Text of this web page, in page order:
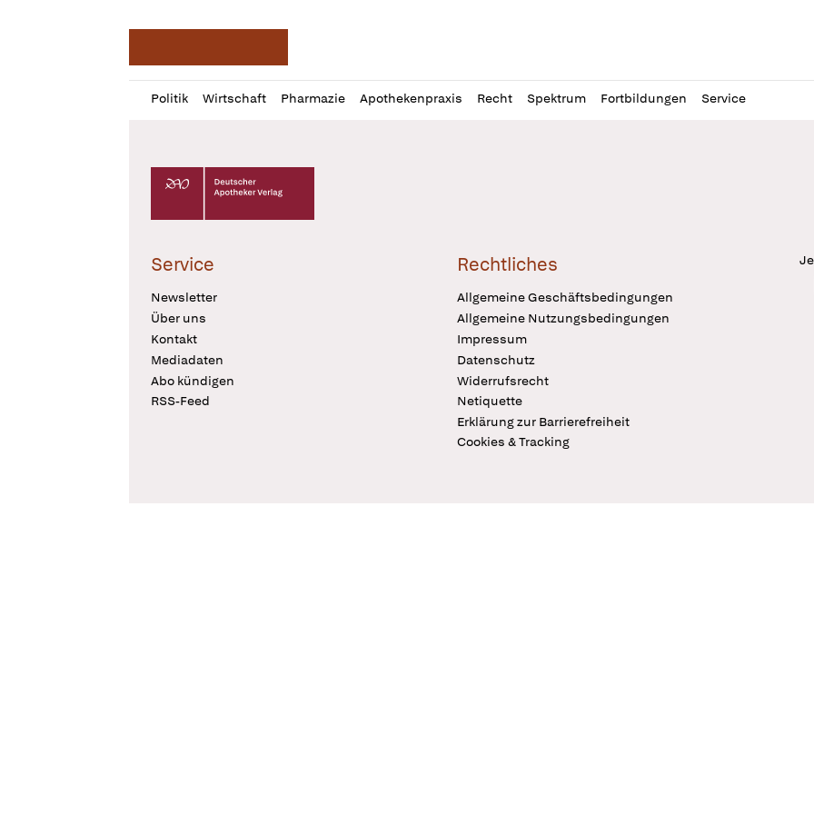
Politik Wirtschaft Pharmazie Apothekenpraxis Recht Spektrum Fortbildungen Service
Profil
öffnen
Daz
Pur
Deutscher Apotheker Verlag Logo
Service
Newsletter
Über uns
Kontakt
Mediadaten
Abo kündigen
RSS-Feed
Rechtliches
Allgemeine Geschäftsbedingungen
Allgemeine Nutzungsbedingungen
Impressum
Datenschutz
Widerrufsrecht
Netiquette
Erklärung zur Barrierefreiheit
Cookies & Tracking